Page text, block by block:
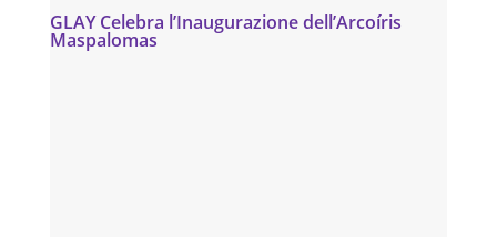
GLAY Celebra l’Inaugurazione dell’Arcoíris
Maspalomas